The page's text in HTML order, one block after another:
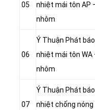
05
nhiệt mái tôn AP
nhôm
06
Ý Thuận Phát
nhiệt mái tôn
nhôm
07
Ý Thuận Phát
nhiệt chống nóng